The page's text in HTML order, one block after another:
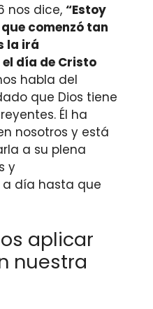
nos dice, “Estoy
comenzó tan
la irá
día de Cristo
habla del
que Dios tiene
Él ha
nosotros y está
a su plena
y
día hasta que
aplicar
nuestra